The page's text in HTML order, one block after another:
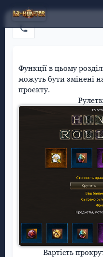
Функції в цьому
можуть бути змінені
проекту.
Вартість